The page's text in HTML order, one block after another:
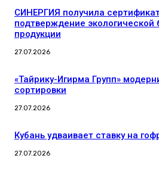
СИНЕРГИЯ получила сертификат
подтверждение экологической
продукции
27.07.2026
«Тайрику-Игирма Групп»
сортировки
27.07.2026
Кубань удваивает ставку на
27.07.2026